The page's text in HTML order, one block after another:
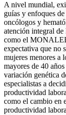
A nivel mundial,
guías y enfoques
oncólogos y
atención integral de
como el
expectativa que no
mujeres menores a
mayores de 40
variación genética
especialistas a
productividad
como el cambio en
productividad